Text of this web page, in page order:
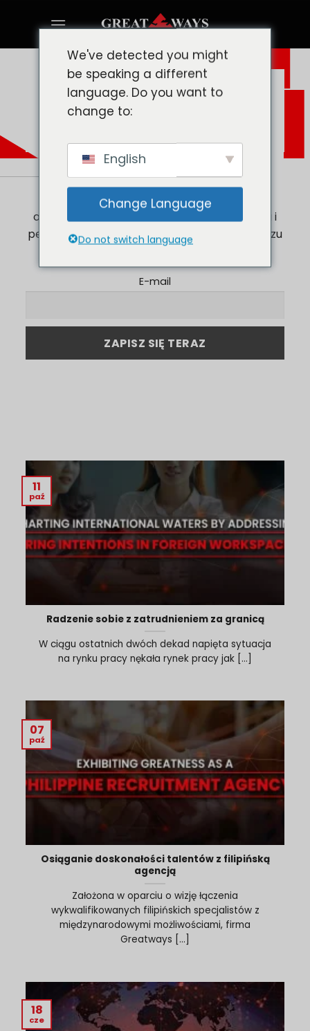
NOWOŚCI I AKTUALIZACJE
Zapisz się do naszego biuletynu, aby
otrzymywać najnowsze dane, spostrzeżenia i
perspektywy, które stanowią część krajobrazu
siły roboczej.
E-mail
Radzenie sobie z zatrudnieniem za granicą
W ciągu ostatnich dwóch dekad napięta sytuacja
na rynku pracy nękała rynek pracy jak [...]
11
paź
Osiąganie doskonałości talentów z filipińską
agencją
Założona w oparciu o wizję łączenia
wykwalifikowanych filipińskich specjalistów z
międzynarodowymi możliwościami, firma
Greatways [...]
07
paź
18
cze
We've detected you might
be speaking a different
language. Do you want to
change to:
English
Change Language
Do not switch language